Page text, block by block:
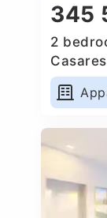
345
2